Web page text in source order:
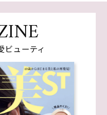
ビューティ